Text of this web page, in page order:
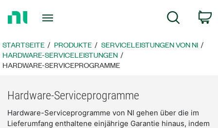
zur
Suche
STARTSEITE PRODUKTE
SERVICELEISTUNGEN VON NI
HARDWARE-SERVICELEISTUNGEN
HARDWARE-SERVICEPROGRAMME
Hardware-Serviceprogramme
Hardware-Serviceprogramme von NI gehen über die im
Lieferumfang enthaltene einjährige Garantie hinaus, indem